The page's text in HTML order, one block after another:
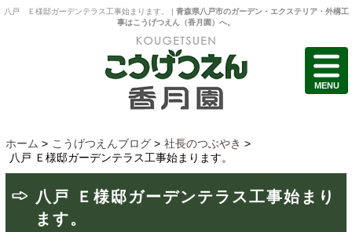
八戸 Ｅ様邸ガーデンテラス工事始まります。 | 青森県八戸市のガーデン・エクステリア・外構工
事はこうげつえん（香月園）へ。
ホーム > こうげつえんブログ > 社長のつぶやき >
八戸 Ｅ様邸ガーデンテラス工事始まります。
八戸 Ｅ様邸ガーデンテラス工事始まり
ます。
MENU